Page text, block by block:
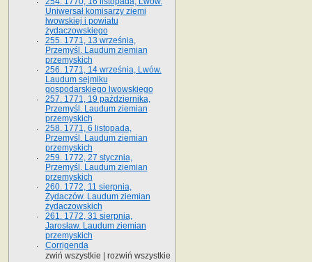
Uniwersał komisarzy ziemi
lwowskiej i powiatu
żydaczowskiego
255. 1771, 13 września,
Przemyśl. Laudum ziemian
przemyskich
256. 1771, 14 września, Lwów.
Laudum sejmiku
gospodarskiego lwowskiego
257. 1771, 19 października,
Przemyśl. Laudum ziemian
przemyskich
258. 1771, 6 listopada,
Przemyśl. Laudum ziemian
przemyskich
259. 1772, 27 stycznia,
Przemyśl. Laudum ziemian
przemyskich
260. 1772, 11 sierpnia,
Żydaczów. Laudum ziemian
żydaczowskich
261. 1772, 31 sierpnia,
Jarosław. Laudum ziemian
przemyskich
Corrigenda
zwiń wszystkie
rozwiń wszystkie